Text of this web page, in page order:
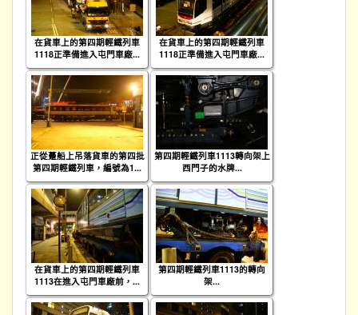
在貨車上的第四期輕鐵列車
1118正準備進入屯門車廠...
在貨車上的第四期輕鐵列車
1118正準備進入屯門車廠...
正從躉船上吊落貨車的第四批
第四期輕鐵列車，編號為1...
第四期輕鐵列車1113轉向架上
西門子的水牌...
在貨車上的第四期輕鐵列車
1113在進入屯門車廠前，...
第四期輕鐵列車1113的轉向
架...